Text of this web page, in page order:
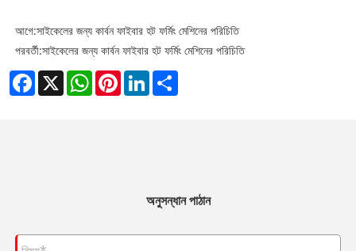
আগে:সাইকেলের জন্য কার্বন ফাইবার হট ফর্মিং মেশিনের পরিচিতি
পরবর্তী:সাইকেলের জন্য কার্বন ফাইবার হট ফর্মিং মেশিনের পরিচিতি
Facebook
X WhatsAppPinterestLinkedIn
অনুসন্ধান পাঠান